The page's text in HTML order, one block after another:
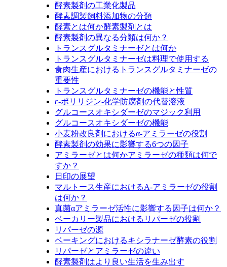
酵素製剤の工業化製品
酵素調製飼料添加物の分類
酵素とは何か酵素製剤とは
酵素製剤の異なる分類は何か？
トランスグルタミナーゼとは何か
トランスグルタミナーゼは料理で使用する
食肉生産におけるトランスグルタミナーゼの
重要性
トランスグルタミナーゼの機能と性質
ε‐ポリリジン‐化学防腐剤の代替溶液
グルコースオキシダーゼのマジック利用
グルコースオキシダーゼの機能
小麦粉改良剤におけるα‐アミラーゼの役割
酵素製剤の効果に影響する6つの因子
アミラーゼとは何かアミラーゼの種類は何で
すか？
日印の展望
マルトース生産におけるA‐アミラーゼの役割
は何か？
真菌αアミラーゼ活性に影響する因子は何か？
ベーカリー製品におけるリパーゼの役割
リパーゼの源
ベーキングにおけるキシラナーゼ酵素の役割
リパーゼとアミラーゼの違い
酵素製剤はより良い生活を生み出す